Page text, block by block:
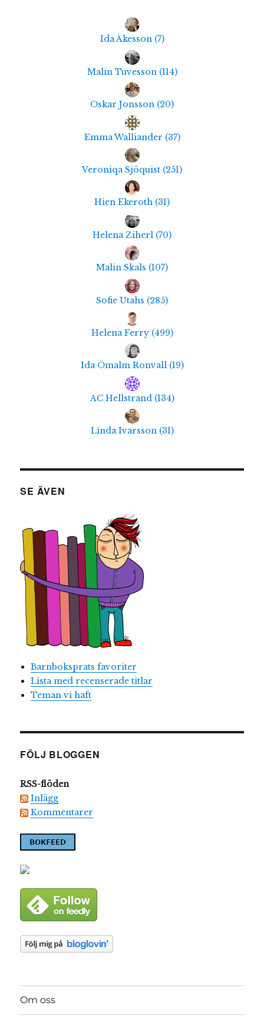
Ida Åkesson (7)
Malin Tuvesson (114)
Oskar Jonsson (20)
Emma Walliander (37)
Veroniqa Sjöquist (251)
Hien Ekeroth (31)
Helena Ziherl (70)
Malin Skals (107)
Sofie Utahs (285)
Helena Ferry (499)
Ida Ömalm Ronvall (19)
AC Hellstrand (134)
Linda Ivarsson (31)
SE ÄVEN
Barnboksprats favoriter
Lista med recenserade titlar
Teman vi haft
FÖLJ BLOGGEN
RSS-flöden
Inlägg
Kommentarer
Om oss